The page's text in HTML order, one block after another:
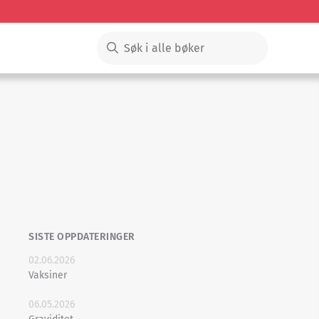
SISTE OPPDATERINGER
02.06.2026
Vaksiner
06.05.2026